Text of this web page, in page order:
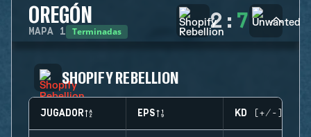
OREGÓN
MAPA 1 Terminadas 2 : 7
SHOPIFY REBELLION
JUGADOR EPS KD (+/-)